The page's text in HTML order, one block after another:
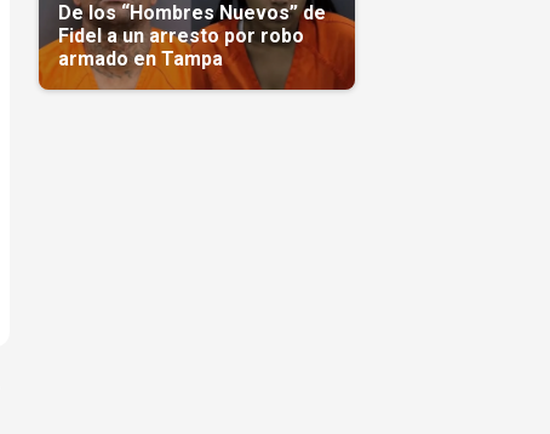
De los “Hombres Nuevos” de
Fidel a un arresto por robo
armado en Tampa